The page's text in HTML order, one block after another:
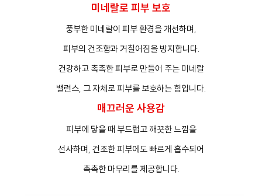
미네랄로 피부 보호
풍부한 미네랄이 피부 환경을 개선하며,
피부의 건조함과 거칠어짐을 방지합니다.
건강하고 촉촉한 피부로 만들어 주는 미네랄
밸런스, 그 자체로 피부를 보호하는 힘입니다.
매끄러운 사용감
피부에 닿을 때 부드럽고 깨끗한 느낌을
선사하며, 건조한 피부에도 빠르게 흡수되어
촉촉한 마무리를 제공합니다.